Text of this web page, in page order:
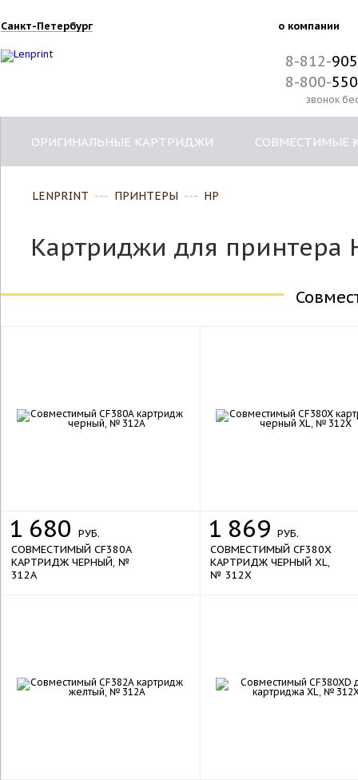
о компании
Санкт-Петербург
8-812-
8-800-
звонок
ОРИГИНАЛЬНЫЕ КАРТРИДЖИ СОВМЕСТИМЫЕ
LENPRINT --- ПРИНТЕРЫ --- HP
Картриджи для принтера
1 680 РУБ.
СОВМЕСТИМЫЙ CF380A
КАРТРИДЖ ЧЕРНЫЙ, №
312A
1 869 РУБ.
СОВМЕСТИМЫЙ CF380X
КАРТРИДЖ ЧЕРНЫЙ XL,
№ 312X